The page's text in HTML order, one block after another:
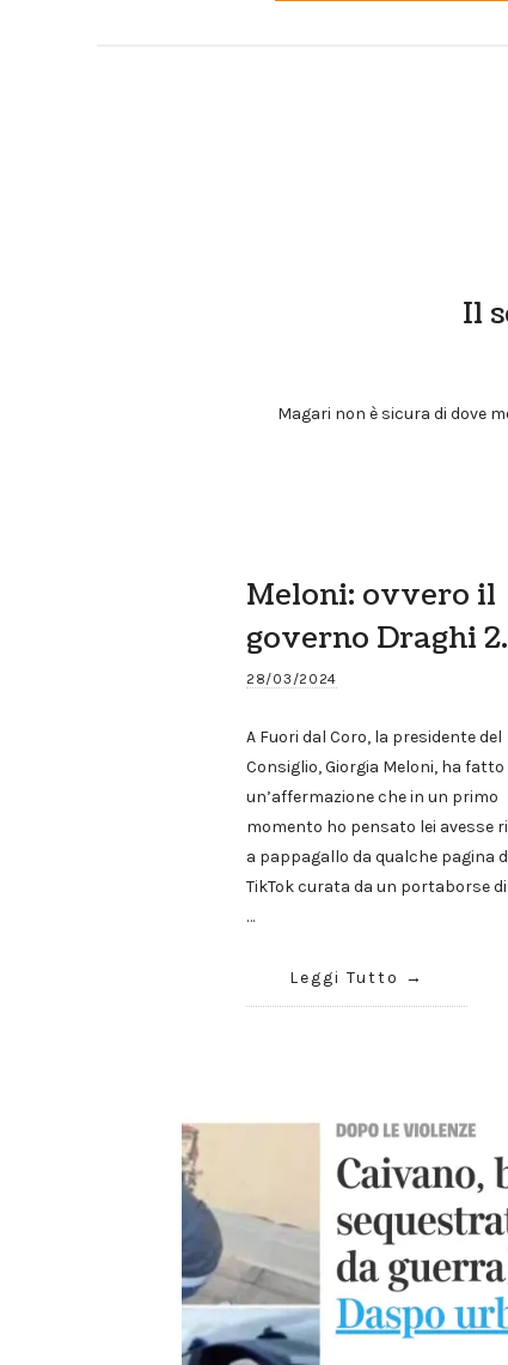
Il
Magari non è sicura di dove
Meloni: ovvero il
governo Draghi 2.
28/03/2024
A Fuori dal Coro, la presidente del
Consiglio, Giorgia Meloni, ha fatto
un’affermazione che in un primo
momento ho pensato lei avesse
a pappagallo da qualche pagina
TikTok curata da un portaborse
…
Leggi Tutto